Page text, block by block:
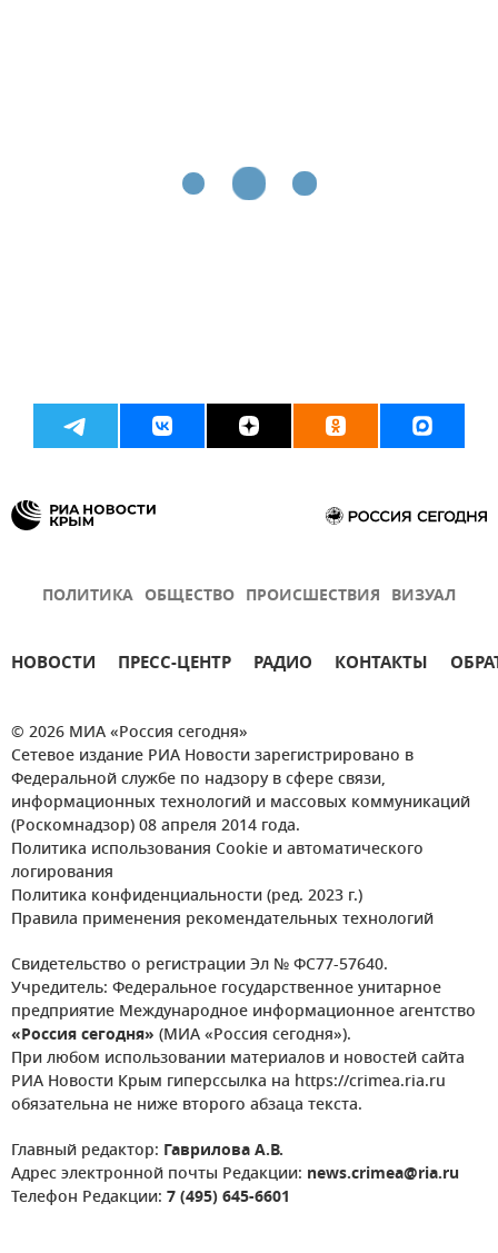
ПОЛИТИКА ОБЩЕСТВО ПРОИСШЕСТВИЯ ВИЗУАЛ
НОВОСТИ ПРЕСС-ЦЕНТР РАДИО КОНТАКТЫ
© 2026 МИА «Россия сегодня»
Сетевое издание РИА Новости зарегистрировано в
Федеральной службе по надзору в сфере связи,
информационных технологий и массовых коммуникаций
(Роскомнадзор) 08 апреля 2014 года.
Политика использования Cookie и автоматического
логирования
Политика конфиденциальности (ред. 2023 г.)
Правила применения рекомендательных технологий
Свидетельство о регистрации Эл № ФС77-57640.
Учредитель: Федеральное государственное унитарное
предприятие Международное информационное агентство
«Россия сегодня» (МИА «Россия сегодня»).
При любом использовании материалов и новостей сайта
РИА Новости Крым гиперссылка на https://crimea.ria.ru
обязательна не ниже второго абзаца текста.
Главный редактор: Гаврилова А.В.
Адрес электронной почты Редакции: news.crimea@ria.ru
Телефон Редакции: 7 (495) 645-6601